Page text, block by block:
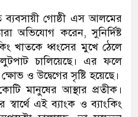
ব্যবসায়ী গোষ্ঠী এস আলমের
অভিযোগ করেন, সুনির্দিষ্ট
খাতকে ধ্বংসের মুখে ঠেলে
চালিয়েছে। এর ফলে
ও উদ্বেগের সৃষ্টি হয়েছে।
মানুষের আস্থার প্রতীক।
এই ব্যাংক ও ব্যাংকিং